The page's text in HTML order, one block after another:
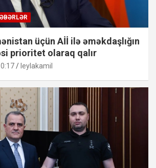
üçün Aİİ ilə əməkdaşlığın
prioritet olaraq qalır
leylakamil